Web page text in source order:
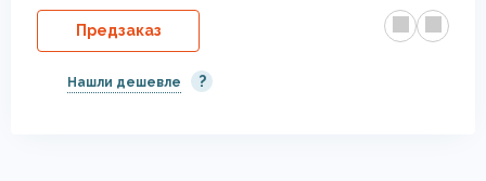
Предзаказ
Нашли дешевле ?